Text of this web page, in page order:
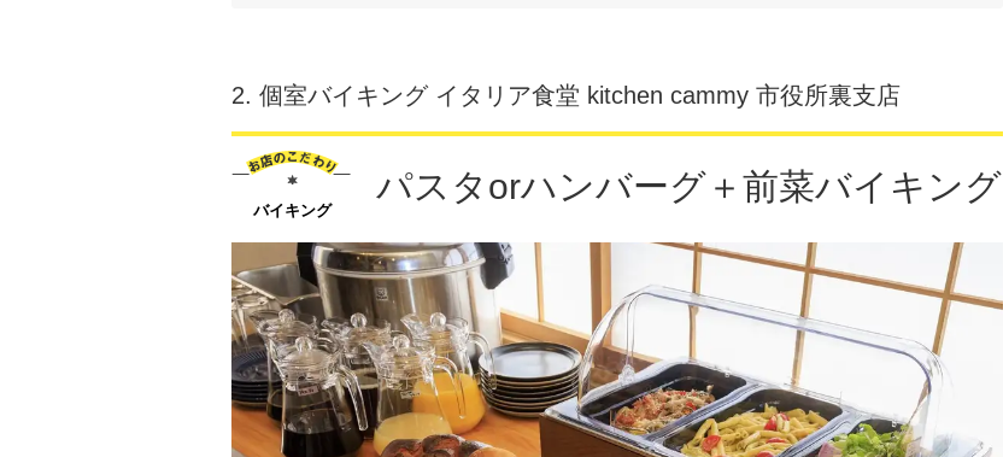
2. 個室バイキング イタリア食堂 kitchen cammy 市役所裏支店
バイキング
パスタorハンバーグ＋前菜バイキング